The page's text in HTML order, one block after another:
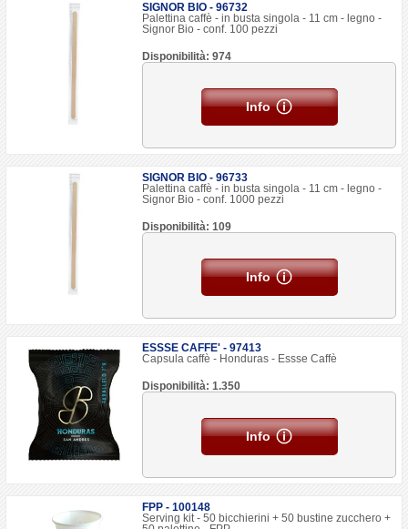
SIGNOR BIO - 96732
Palettina caffè - in busta singola - 11 cm - legno -
Signor Bio - conf. 100 pezzi
Disponibilità: 974
Info
SIGNOR BIO - 96733
Palettina caffè - in busta singola - 11 cm - legno -
Signor Bio - conf. 1000 pezzi
Disponibilità: 109
Info
ESSSE CAFFE' - 97413
Capsula caffè - Honduras - Essse Caffè
Disponibilità: 1.350
Info
FPP - 100148
Serving kit - 50 bicchierini + 50 bustine zucchero +